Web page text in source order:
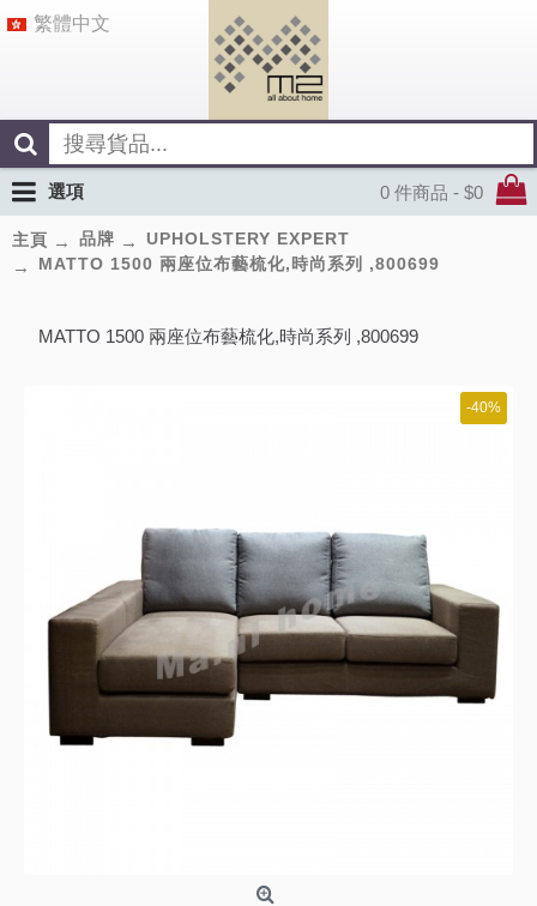
繁體中文
0 件商品 - $0
選項
主頁 品牌
UPHOLSTERY EXPERT
MATTO 1500 兩座位布藝梳化,時尚系列 ,800699
MATTO 1500 兩座位布藝梳化,時尚系列 ,800699
-40%